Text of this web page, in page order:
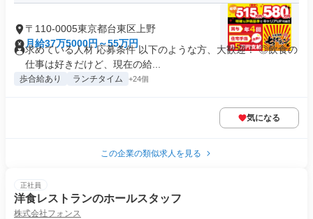
〒110-0005東京都台東区上野
月給37万5000円～55万円
求めている人材 応募条件 以下のような方、大歓迎！ ◎飲食の
仕事は好きだけど、現在の給...
歩合給あり ランチタイム +24個
気になる
この企業の類似求人を見る
正社員
洋食レストランのホールスタッフ
株式会社フォンス